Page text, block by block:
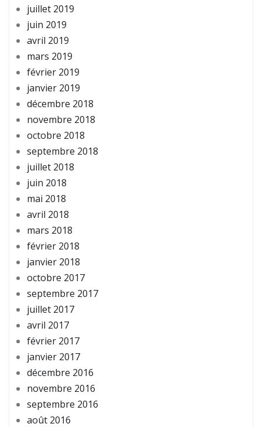
juillet 2019
juin 2019
avril 2019
mars 2019
février 2019
janvier 2019
décembre 2018
novembre 2018
octobre 2018
septembre 2018
juillet 2018
juin 2018
mai 2018
avril 2018
mars 2018
février 2018
janvier 2018
octobre 2017
septembre 2017
juillet 2017
avril 2017
février 2017
janvier 2017
décembre 2016
novembre 2016
septembre 2016
août 2016